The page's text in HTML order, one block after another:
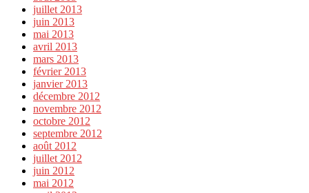
juillet 2013
juin 2013
mai 2013
avril 2013
mars 2013
février 2013
janvier 2013
décembre 2012
novembre 2012
octobre 2012
septembre 2012
août 2012
juillet 2012
juin 2012
mai 2012